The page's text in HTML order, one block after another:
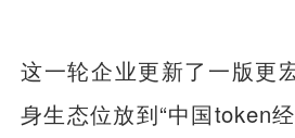
这一轮企业更新了一版更
身生态位放到“中国token